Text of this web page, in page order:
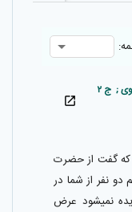
بحارالأنوار (جلد ۲۳ تا ۲۷) / ترجمه خسروی ; ج ۲
كه گفت از حضرت
دو نفر از شما در
نميشود عرض